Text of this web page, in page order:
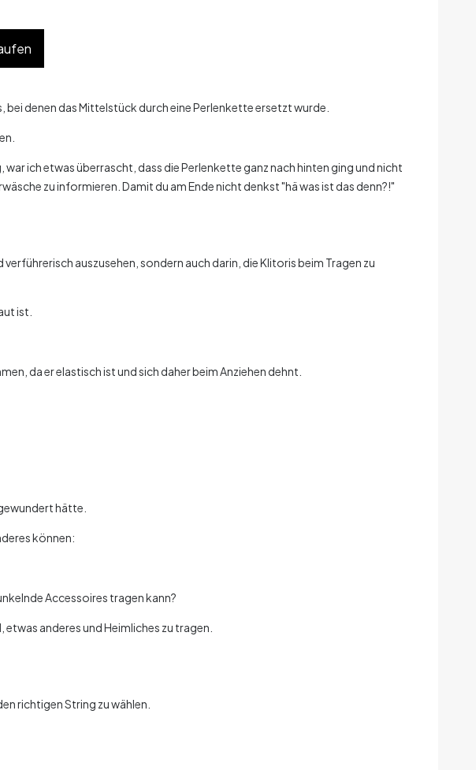
denen das Mittelstück durch eine Perlenkette ersetzt wurde.
ich etwas überrascht, dass die Perlenkette ganz nach hinten ging und nicht
zu informieren. Damit du am Ende nicht denkst "hä was ist das denn?!"
auszusehen, sondern auch darin, die Klitoris beim Tragen zu
ist.
da er elastisch ist und sich daher beim Anziehen dehnt.
hätte.
können:
Accessoires tragen kann?
anderes und Heimliches zu tragen.
richtigen String zu wählen.